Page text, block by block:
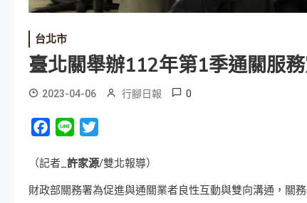
台北市
臺北關舉辦112年第1季通關服
2023-04-06 行腳日報 0
Facebook
Line
（記者_ 許家源/雙北報導）
財政部關務署為促進與通關業者良性互動與雙向溝通，關